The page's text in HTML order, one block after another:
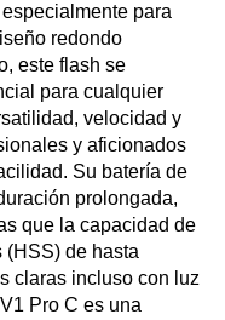
para
redondo
este flash se
para cualquier
velocidad y
y aficionados
Su batería de
prolongada,
que la capacidad de
(HSS) de hasta
claras incluso con luz
Pro C es una